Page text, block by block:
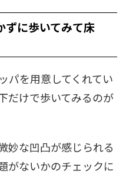
ずに歩いてみて床
パを用意してくれてい
だけで歩いてみるのが
妙な凹凸が感じられる
がないかのチェックに